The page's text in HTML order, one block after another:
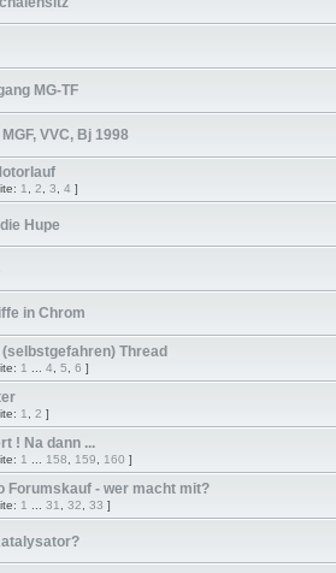
MG-TF
VVC, Bj 1998
1 2 3 4 ]
Hupe
in Chrom
Thread
1 4 5 6 ]
1 2 ]
! Na dann ...
1 158 159 160 ]
Forumskauf - wer macht mit?
1 31 32 33 ]